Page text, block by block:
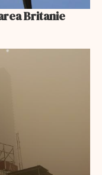
Britanie